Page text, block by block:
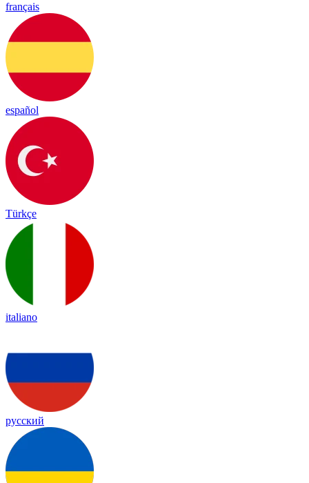
français
español
Türkçe
italiano
русский